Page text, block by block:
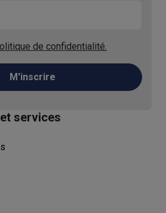
de confidentialité.
M'inscrire
services